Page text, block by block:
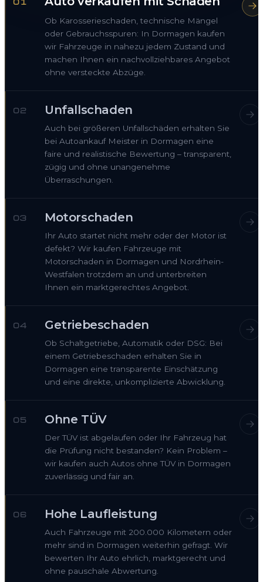
01
Ob Karosserieschaden, technische Mängel
oder Gebrauchsspuren: In Dormagen kaufen
wir Fahrzeuge in nahezu jedem Zustand und
machen Ihnen ein nachvollziehbares Angebot
ohne versteckte Abzüge.
02 Unfallschaden
Auch bei größeren Unfallschäden erhalten Sie
bei Autoankauf Meister in Dormagen eine
faire und realistische Bewertung – transparent,
zügig und ohne unangenehme
Überraschungen.
03 Motorschaden
Ihr Auto startet nicht mehr oder der Motor ist
defekt? Wir kaufen Fahrzeuge mit
Motorschaden in Dormagen und Nordrhein-
Westfalen trotzdem an und unterbreiten
Ihnen ein marktgerechtes Angebot.
04 Getriebeschaden
Ob Schaltgetriebe, Automatik oder DSG: Bei
einem Getriebeschaden erhalten Sie in
Dormagen eine transparente Einschätzung
und eine direkte, unkomplizierte Abwicklung.
05 Ohne TÜV
Der TÜV ist abgelaufen oder Ihr Fahrzeug hat
die Prüfung nicht bestanden? Kein Problem –
wir kaufen auch Autos ohne TÜV in Dormagen
zuverlässig und fair an.
06 Hohe Laufleistung
Auch Fahrzeuge mit 200.000 Kilometern oder
mehr sind in Dormagen weiterhin gefragt. Wir
bewerten Ihr Auto ehrlich, marktgerecht und
ohne pauschale Abwertung.